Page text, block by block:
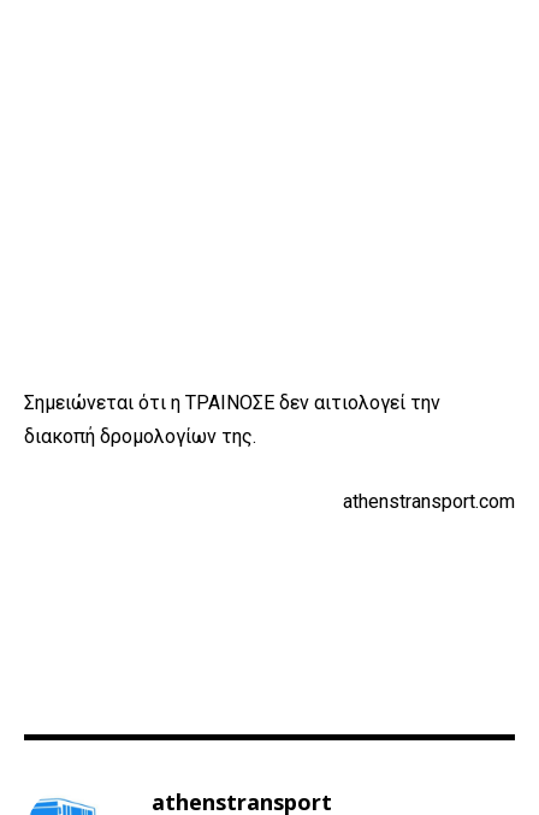
Σημειώνεται ότι η ΤΡΑΙΝΟΣΕ δεν αιτιολογεί την
διακοπή δρομολογίων της.
athenstransport.com
athenstransport